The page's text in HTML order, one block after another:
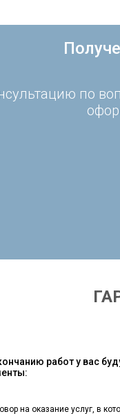
по
работ у вас
на оказание услуг, в